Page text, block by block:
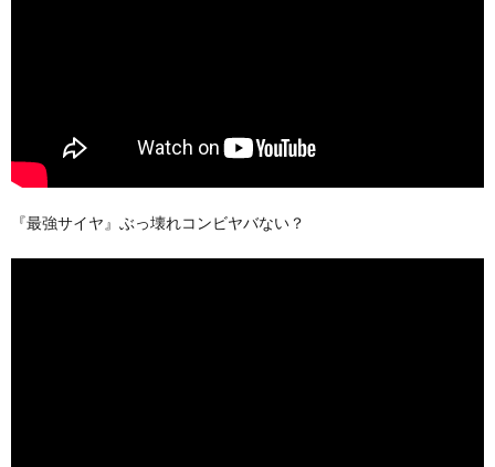
『最強サイヤ』ぶっ壊れコンビヤバない？